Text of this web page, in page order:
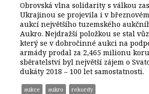
Obrovská vlna solidarity s válkou
Ukrajinou se projevila i v
aukcí největšího tuzemského
Aukro. Nejdražší položkou se stal
který se v dobročinné aukci na
armády prodal za 2,465 milionu
sběratelství byl největší zájem o
dukáty 2018 – 100 let samostatnosti.
aukce aukro rekordy